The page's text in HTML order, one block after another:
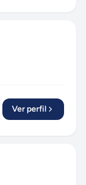
Ver perfil